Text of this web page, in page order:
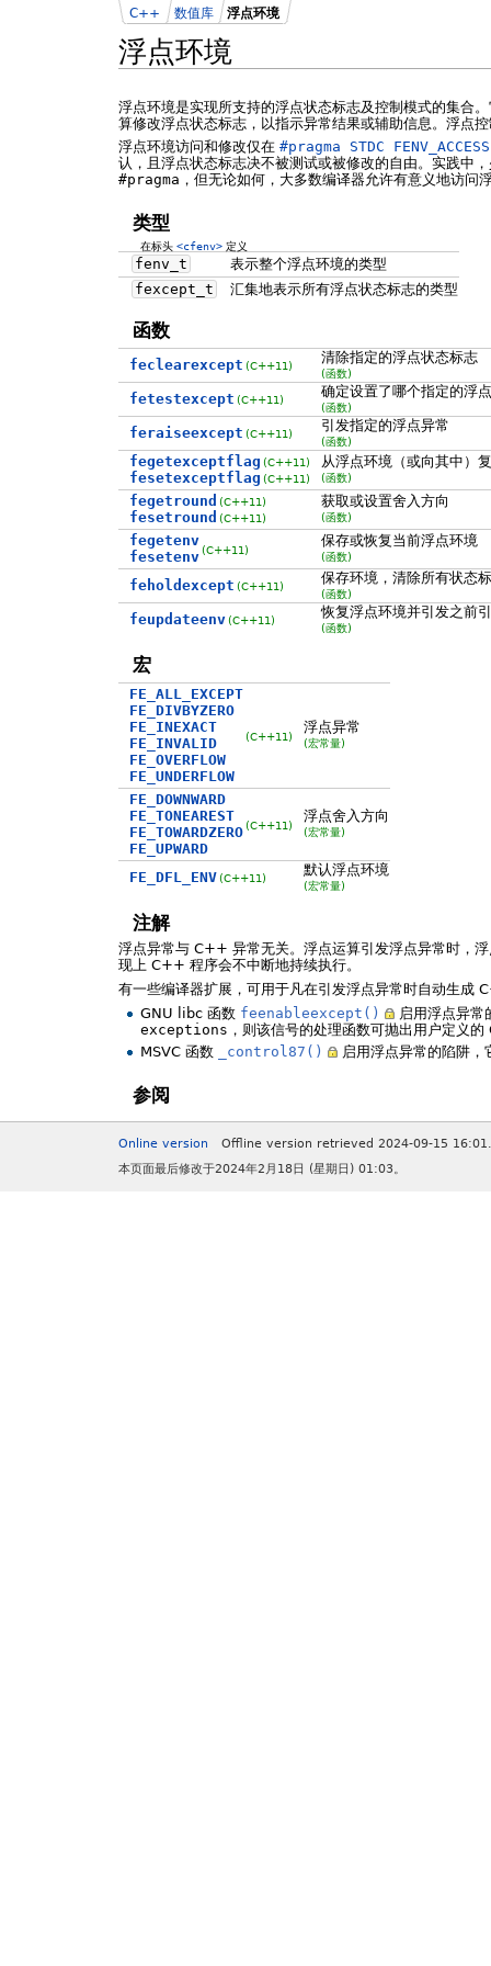
浮点环境
C++ 数值库 浮点环境
浮点环境是实现所支持的浮点状态标志及控制模式的集合
算修改浮点状态标志，以指示异常结果或辅助信息。浮点
浮点环境访问和修改仅在 #pragma STDC FENV_ACCESS
认，且浮点状态标志决不被测试或被修改的自由。实践
#pragma ，但无论如何，大多数编译器允许有意义地访问
类型
在标头<cfenv> 定义
fenv_t
表示整个浮点环境的类型
fexcept_t
汇集地表示所有浮点状态标志的类型
函数
feclearexcept (C++11) 清除指定的浮点状态标志
(函数)
fetestexcept (C++11) 确定设置了哪个指定的浮
(函数)
feraiseexcept (C++11) 引发指定的浮点异常
(函数)
fegetexceptflag
fesetexceptflag
(C++11)
(C++11)
从浮点环境（或向其中）
(函数)
fegetround
fesetround
(C++11)
(C++11)
获取或设置舍入方向
(函数)
fegetenv
fesetenv (C++11)
保存或恢复当前浮点环境
(函数)
feholdexcept (C++11) 保存环境，清除所有状态
(函数)
feupdateenv (C++11) 恢复浮点环境并引发之前
(函数)
宏
FE_ALL_EXCEPT
FE_DIVBYZERO
FE_INEXACT
FE_INVALID
FE_OVERFLOW
FE_UNDERFLOW
(C++11)
浮点异常
(宏常量)
FE_DOWNWARD
FE_TONEAREST
FE_TOWARDZERO
FE_UPWARD
(C++11)
浮点舍入方向
(宏常量)
FE_DFL_ENV (C++11) 默认浮点环境
(宏常量)
注解
浮点异常与 C++ 异常无关。浮点运算引发浮点异常时，
现上 C++ 程序会不中断地持续执行。
有一些编译器扩展，可用于凡在引发浮点异常时自动生成
GNU libc 函数 feenableexcept()
启用浮点异
exceptions ，则该信号的处理函数可抛出用户定义
MSVC 函数
_control87() 启用浮点异常的陷阱
参阅
Online version
Offline version retrieved 2024-09-15 16:01.
本页面最后修改于2024年2月18日 (星期日) 01:03。